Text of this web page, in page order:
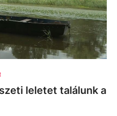
leletet találunk a